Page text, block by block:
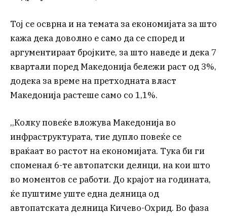
Тој се осврна и на темата за економијата за што
кажа дека доволно е само да се според и
аргументираат бројките, за што наведе и дека 7
квартали поред Македонија бележи раст од 3%,
додека за време на претходната власт
Македонија растеше само со 1,1%.
,,Колку повеќе вложува Македонија во
инфраструктурата, тие дупло повеќе се
враќаат во растот на економијата. Тука би ги
споменал 6-те автопатски делнци, на кои што
во моментов се работи. До крајот на годината,
ќе пуштиме уште една делница од
автопатската делница Кичево-Охрид. Во фаза